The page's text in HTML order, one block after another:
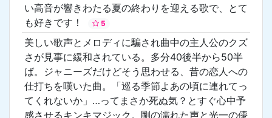
い高音が響きわたる夏の終わりを迎える歌で、とて
も好きです！
5
美しい歌声とメロディに騙され曲中の主人公のクズ
さが見事に緩和されている。多分40後半から50半
ば。ジャニーズだけどそう思わせる、昔の恋人への
仕打ちを嘆いた曲。「巡る季節よあの頃に連れてっ
てくれないか」…ってまさか死ぬ気？とすぐ心中予
感させるキンキマジック。剛の濡れた声と光一の儚